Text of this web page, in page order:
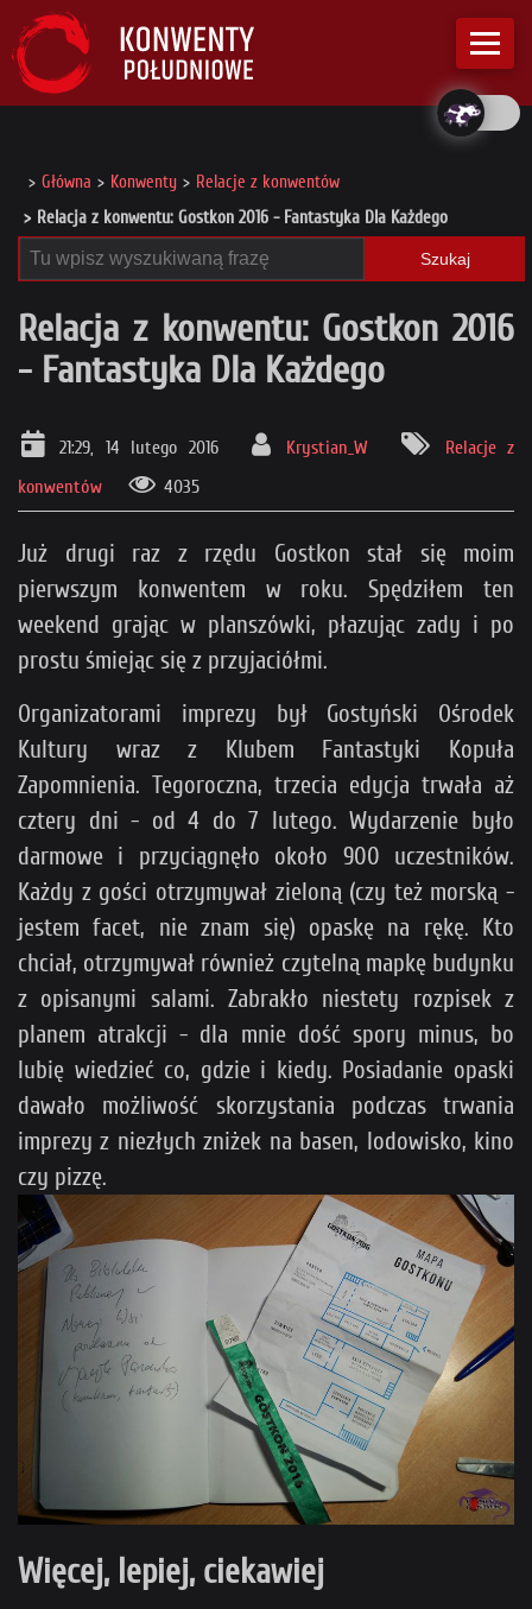
Główna Konwenty
Relacje z konwentów
Relacja z konwentu: Gostkon 2016 - Fantastyka Dla Każdego
Szukaj
Relacja z konwentu: Gostkon 2016
- Fantastyka Dla Każdego
21:29, 14 lutego 2016 Krystian_W
Relacje z
konwentów
4035
Już drugi raz z rzędu Gostkon stał się moim
pierwszym konwentem w roku. Spędziłem ten
weekend grając w planszówki, płazując zady i po
prostu śmiejąc się z przyjaciółmi.
Organizatorami imprezy był Gostyński Ośrodek
Kultury wraz z Klubem Fantastyki Kopuła
Zapomnienia. Tegoroczna, trzecia edycja trwała aż
cztery dni - od 4 do 7 lutego. Wydarzenie było
darmowe i przyciągnęło około 900 uczestników.
Każdy z gości otrzymywał zieloną (czy też morską -
jestem facet, nie znam się) opaskę na rękę. Kto
chciał, otrzymywał również czytelną mapkę budynku
z opisanymi salami. Zabrakło niestety rozpisek z
planem atrakcji - dla mnie dość spory minus, bo
lubię wiedzieć co, gdzie i kiedy. Posiadanie opaski
dawało możliwość skorzystania podczas trwania
imprezy z niezłych zniżek na basen, lodowisko, kino
czy pizzę.
Więcej, lepiej, ciekawiej